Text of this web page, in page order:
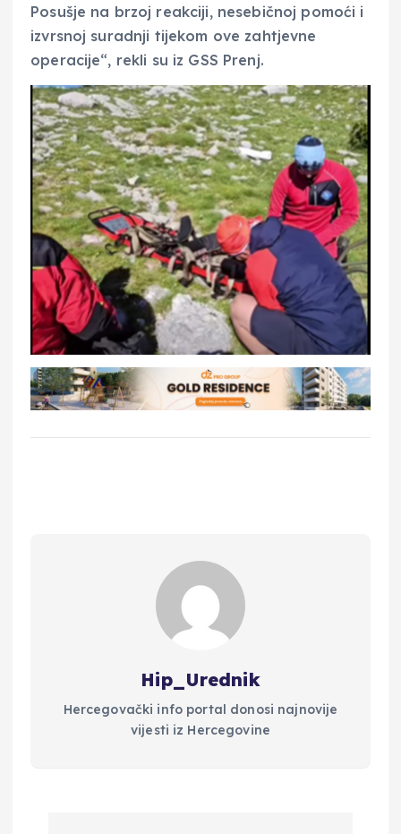
Posušje na brzoj reakciji, nesebičnoj pomoći i
izvrsnoj suradnji tijekom ove zahtjevne
operacije“, rekli su iz GSS Prenj.
Hip_Urednik
Hercegovački info portal donosi najnovije
vijesti iz Hercegovine